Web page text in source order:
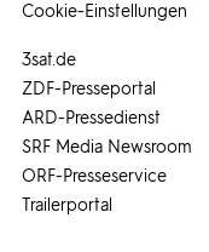
3sat.de
ZDF-Presseportal
ARD-Pressedienst
SRF Media Newsroom
ORF-Presseservice
Trailerportal
Cookie-Einstellungen